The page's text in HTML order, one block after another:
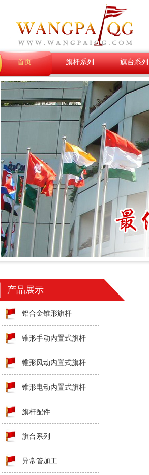
首页 旗杆系列 旗台系列
产品展示
铝合金锥形旗杆
锥形手动内置式旗杆
锥形风动内置式旗杆
锥形电动内置式旗杆
旗杆配件
旗台系列
异常管加工